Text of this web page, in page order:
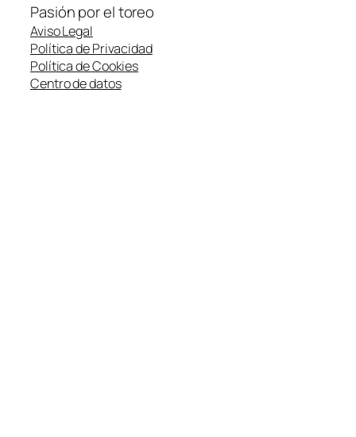
Pasión por el toreo
Aviso Legal
Política de Privacidad
Política de Cookies
Centro de datos